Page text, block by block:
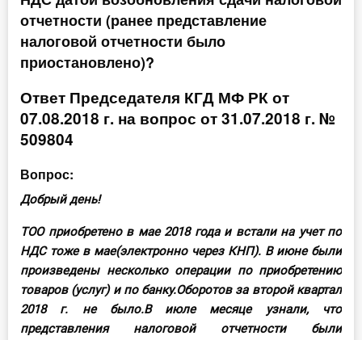
Правовая база
Инструменты
Вебинары
Справочник бухгалтера
Участник ВЭД
Практика ИП
Кадры. Труд. Зарплата.
Учет по отраслям
отчетности (ранее представление
налоговой отчетности было
приостановлено)?
Ответ Председателя КГД МФ РК от
07.08.2018 г. на вопрос от 31.07.2018 г. №
509804
Вопрос:
Добрый день!
ТОО приобретено в мае 2018 года и встали на учет по
НДС тоже в мае(электронно через КНП). В июне были
произведены несколько операции по приобретению
товаров (услуг) и по банку.Оборотов за второй квартал
2018 г. не было.В июле месяце узнали, что
представления налоговой отчетности были